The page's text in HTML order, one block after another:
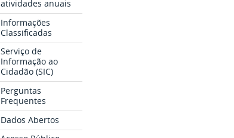
atividades anuais
Informações
Classificadas
Serviço de
Informação ao
Cidadão (SIC)
Perguntas
Frequentes
Dados Abertos